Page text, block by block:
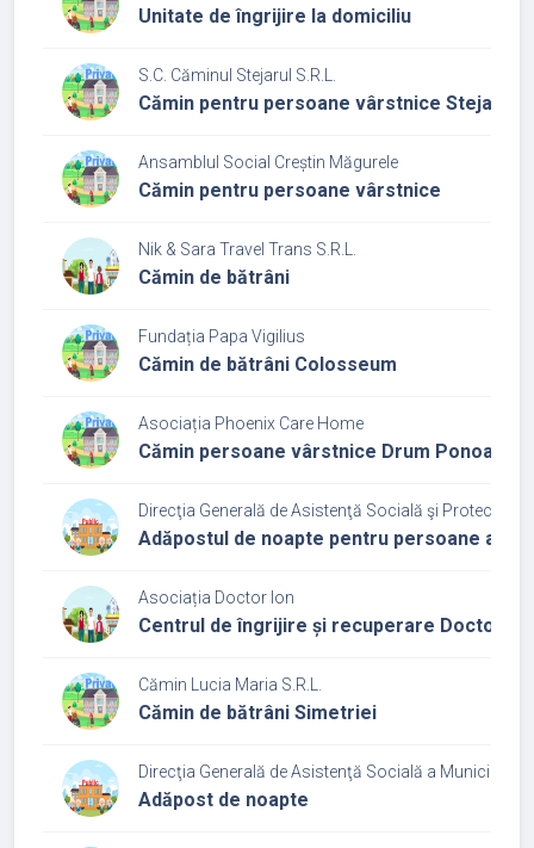
Unitate de îngrijire la domiciliu
S.C. Căminul Stejarul S.R.L.
Cămin pentru persoane vârstnice Stejarul
Ansamblul Social Creștin Măgurele
Cămin pentru persoane vârstnice
Nik & Sara Travel Trans S.R.L.
Cămin de bătrâni
Fundația Papa Vigilius
Cămin de bătrâni Colosseum
Asociația Phoenix Care Home
Cămin persoane vârstnice Drum Ponoarele
Direcţia Generală de Asistenţă Socială şi Protecţia
Adăpostul de noapte pentru persoane
Asociația Doctor Ion
Centrul de îngrijire și recuperare Doctor Ion
Cămin Lucia Maria S.R.L.
Cămin de bătrâni Simetriei
Direcţia Generală de Asistenţă Socială a Municipiului
Adăpost de noapte